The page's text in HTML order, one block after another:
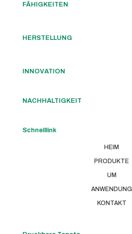
FÄHIGKEITEN
HERSTELLUNG
INNOVATION
NACHHALTIGKEIT
Schnelllink
HEIM
PRODUKTE
UM
ANWENDUNG
KONTAKT